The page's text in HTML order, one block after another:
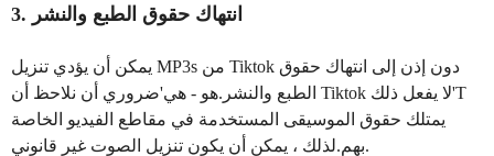
3. انتهاك حقوق الطبع والنشر
يمكن أن يؤدي تنزيل MP3s من Tiktok دون إذن إلى انتهاك حقوق
الطبع والنشر.هو - هي'ضروري أن نلاحظ أن Tiktok لا يفعل ذلك'T
يمتلك حقوق الموسيقى المستخدمة في مقاطع الفيديو الخاصة
بهم.لذلك ، يمكن أن يكون تنزيل الصوت غير قانوني.